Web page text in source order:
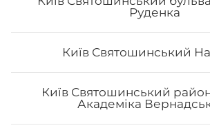
Руденка
Київ Святошинський
Київ Святошинський
Академіка